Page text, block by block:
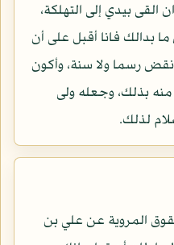
القى بيدي إلى التهلكة،
بدالك فانا أقبل على أن
انقض رسما ولا سنة، وأكون
بذلك، وجعله ولى
لذلك.
المروية عن علي بن